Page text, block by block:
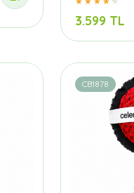
3.599 TL
CB1878